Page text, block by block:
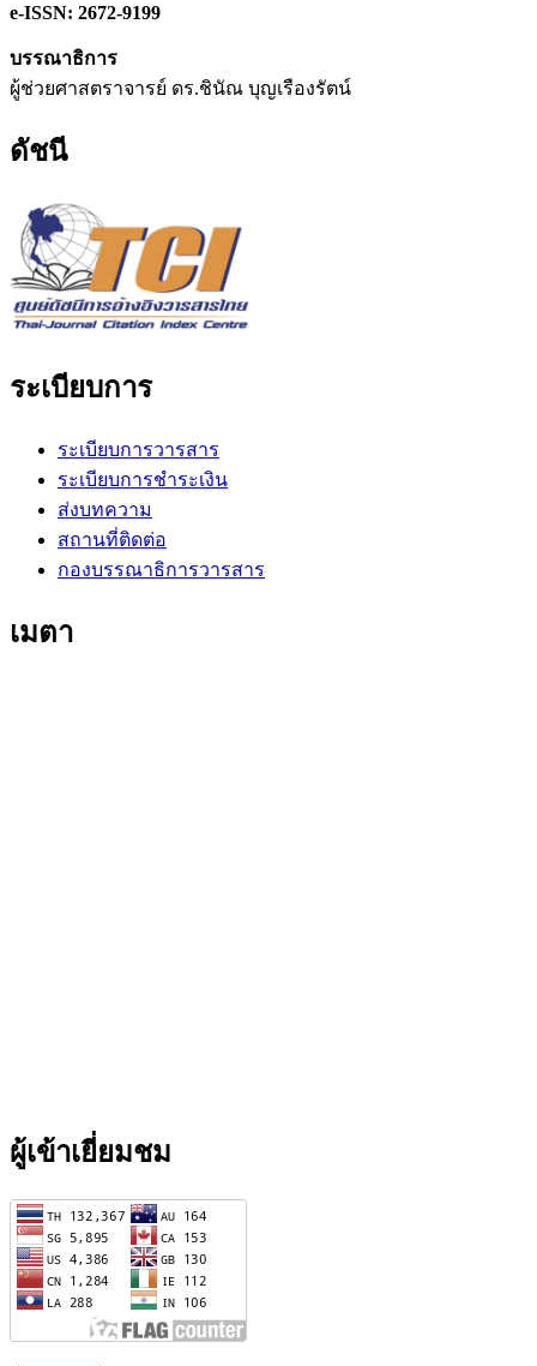
e-ISSN: 2672-9199
บรรณาธิการ
ผู้ช่วยศาสตราจารย์ ดร.ชินัณ บุญเรืองรัตน์
ดัชนี
ระเบียบการ
ระเบียบการวารสาร
ระเบียบการชำระเงิน
ส่งบทความ
สถานที่ติดต่อ
กองบรรณาธิการวารสาร
เมตา
ผู้เข้าเยี่ยมชม